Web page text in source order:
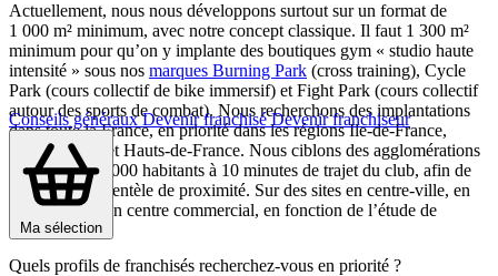
Conseils générauxDevenir franchiséDevenir franchiseur
Ma sélection
Actuellement, nous nous développons surtout sur un format de
1 000 m² minimum, avec notre concept classique. Il faut 1 300 m²
minimum pour qu’on y implante des boutiques gym « studio haute
intensité » sous nos marques Burning Park (cross training), Cycle
Park (cours collectif de bike immersif) et Fight Park (cours collectif
autour des sports de combat). Nous recherchons des implantations
dans toute la France, en priorité dans les régions Ile-de-France,
Rhône-Alpes et Hauts-de-France. Nous ciblons des agglomérations
regroupant 50 000 habitants à 10 minutes de trajet du club, afin de
toucher une clientèle de proximité. Sur des sites en centre-ville, en
retail park ou en centre commercial, en fonction de l’étude de
marché.
Quels profils de franchisés recherchez-vous en priorité ?